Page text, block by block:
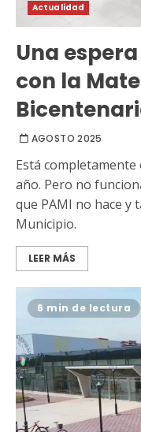
Actualidad
Una
con la
AGOSTO 2025
Está completamente
año. Pero no
que PAMI no hace y
Municipio.
LEER MÁS
6 min de lectura